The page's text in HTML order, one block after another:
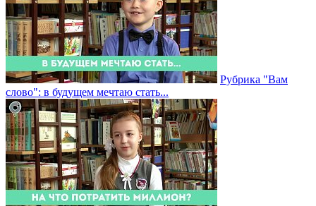
Рубрика "Вам
слово": в будущем мечтаю стать...